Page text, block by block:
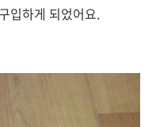
입하게 되었어요.